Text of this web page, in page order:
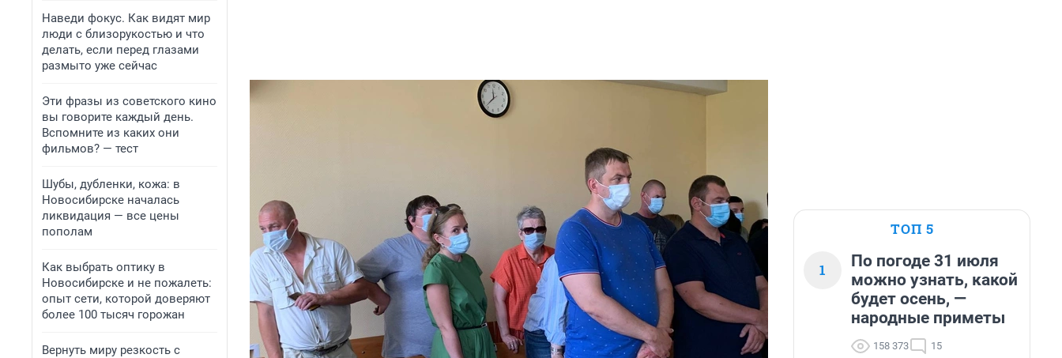
Наведи фокус. Как видят мир
люди с близорукостью и что
делать, если перед глазами
размыто уже сейчас
Эти фразы из советского кино
вы говорите каждый день.
Вспомните из каких они
фильмов? — тест
Шубы, дубленки, кожа: в
Новосибирске началась
ликвидация — все цены
пополам
Как выбрать оптику в
Новосибирске и не пожалеть:
опыт сети, которой доверяют
более 100 тысяч горожан
Вернуть миру резкость с
ТОП 5
1
По погоде 31 июля
можно узнать, какой
будет осень, —
народные приметы
158 373 15